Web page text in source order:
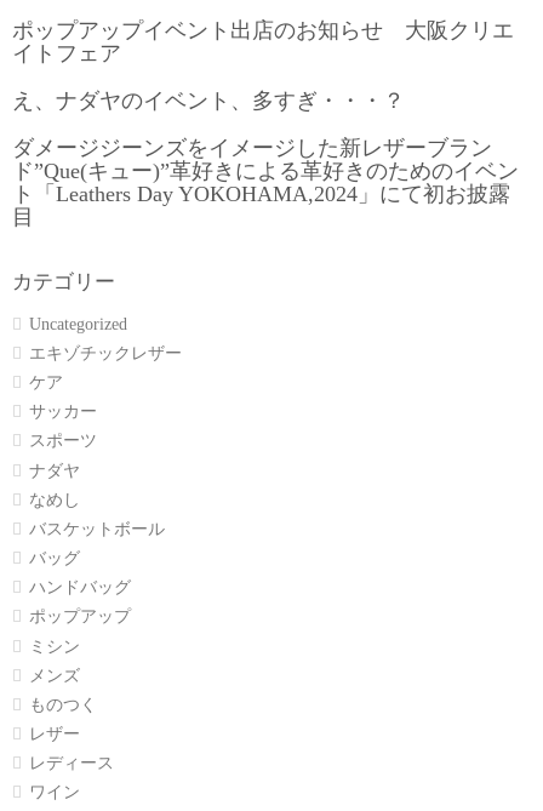
ポップアップイベント出店のお知らせ 大阪クリエ
イトフェア
え、ナダヤのイベント、多すぎ・・・？
ダメージジーンズをイメージした新レザーブラン
ド”Que(キュー)”革好きによる革好きのためのイベン
ト「Leathers Day YOKOHAMA,2024」にて初お披露
目
カテゴリー
Uncategorized
エキゾチックレザー
ケア
サッカー
スポーツ
ナダヤ
なめし
バスケットボール
バッグ
ハンドバッグ
ポップアップ
ミシン
メンズ
ものつく
レザー
レディース
ワイン